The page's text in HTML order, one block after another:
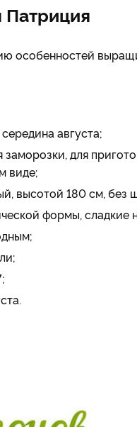
Патриция
особенностей
августа;
для
виде;
высотой 180 см, без
формы,